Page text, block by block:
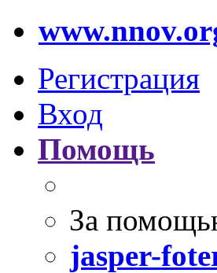
Регистрация
Вход
Помощь
За
jasper-